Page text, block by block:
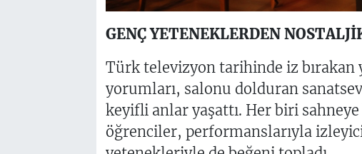
GENÇ YETENEKLERDEN
Türk televizyon tarihinde iz bırakan
yorumları, salonu dolduran
keyifli anlar yaşattı. Her biri
öğrenciler, performanslarıyla